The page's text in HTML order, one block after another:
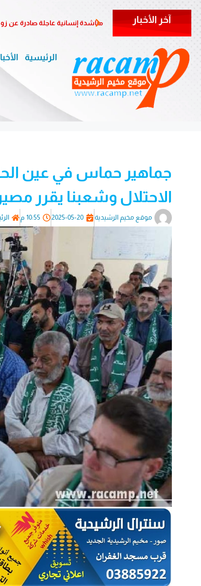
آخر الأخبار مناشدة إنسانية عاجلة صادرة عن
الرئيسية
جماهير حماس في عين
الاحتلال وشعبنا يقرر
موقع مخيم الرشيدية 2025-05-20 10:55 م